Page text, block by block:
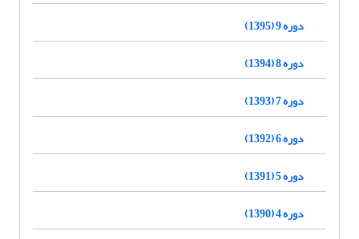
دوره 9 (1395)
دوره 8 (1394)
دوره 7 (1393)
دوره 6 (1392)
دوره 5 (1391)
دوره 4 (1390)